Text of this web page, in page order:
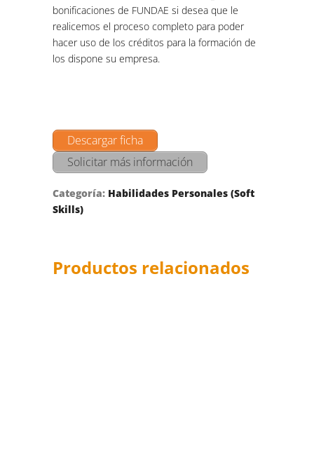
bonificaciones de FUNDAE si desea que le
realicemos el proceso completo para poder
hacer uso de los créditos para la formación de
los dispone su empresa.
Descargar ficha
Solicitar más información
Categoría: Habilidades Personales (Soft
Skills)
Productos relacionados